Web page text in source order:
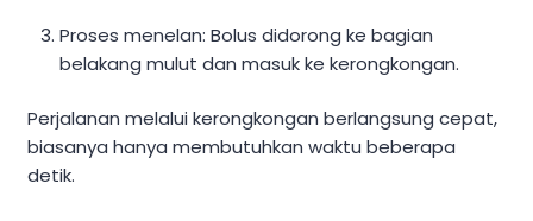
Proses menelan: Bolus didorong ke bagian
belakang mulut dan masuk ke kerongkongan.
Perjalanan melalui kerongkongan berlangsung cepat,
biasanya hanya membutuhkan waktu beberapa
detik.